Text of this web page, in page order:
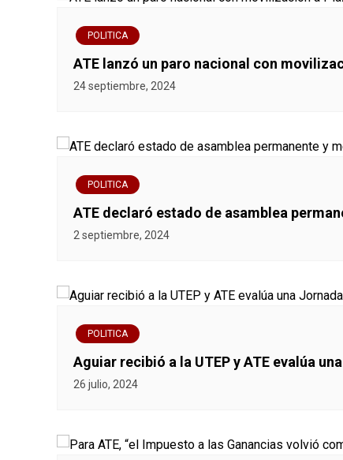
e
g
a
i
ó
n
e
e
n
t
r
POLITICA
ATE lanzó un paro nacional con
24 septiembre, 2024
POLITICA
ATE declaró estado de asamblea
2 septiembre, 2024
POLITICA
Aguiar recibió a la UTEP y ATE evalúa
26 julio, 2024